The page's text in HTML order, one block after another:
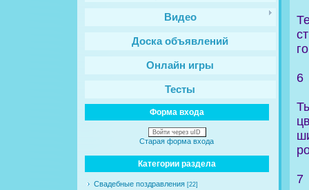
Видео
Доска объявлений
Онлайн игры
Тесты
Форма входа
Войти через uID
Старая форма входа
Категории раздела
Свадебные поздравления [22]
6
7